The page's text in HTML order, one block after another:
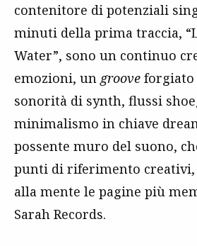
contenitore di potenziali
minuti della prima traccia,
Water”, sono un continuo
emozioni, un groove forgiato
sonorità di synth, flussi
minimalismo in chiave
possente muro del suono,
punti di riferimento
alla mente le pagine più
Sarah Records.